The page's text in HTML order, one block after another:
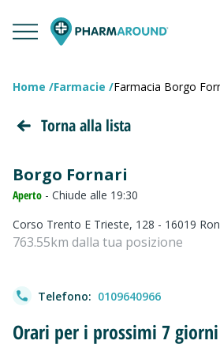
Home Farmacie Farmacia Borgo
Torna alla lista
Borgo Fornari
Aperto - Chiude alle 19:30
Corso Trento E Trieste, 128 - 16019
763.55km dalla tua posizione
Telefono: 0109640966
Orari per i prossimi 7 giorni